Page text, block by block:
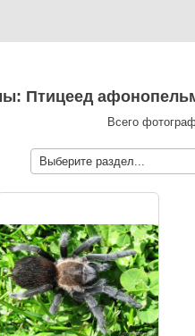
Птицеед
Всего